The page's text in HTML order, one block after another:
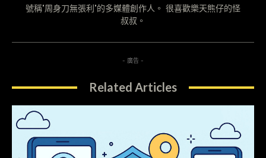
號稱"周身刀無張利"的多媒體創作人。 很喜歡樂天熊仔的怪
叔叔。
- 廣告 -
Related Articles